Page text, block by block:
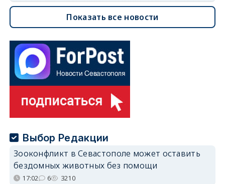
Показать все новости
Выбор Редакции
Зооконфликт в Севастополе может оставить
бездомных животных без помощи
17:02 6 3210